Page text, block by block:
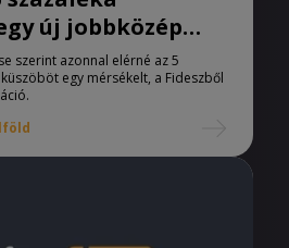
új jobbközép
szerint azonnal elérné az 5
egy mérsékelt, a Fideszből